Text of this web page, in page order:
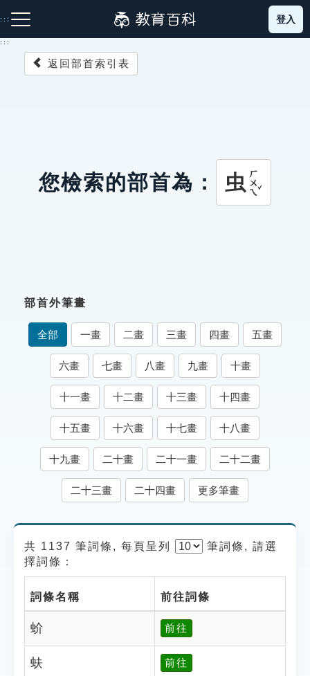
到
主
:::
索引選單
知識索引
單字索引
生命大百科索引
遊戲專區
教學應用
登入
:::
返回部首索引表
您檢索的部首為： 虫 ㄏㄨㄟˇ
部首外筆畫
全部 一畫 二畫 三畫 四畫 五畫
六畫 七畫 八畫 九畫 十畫
十一畫 十二畫 十三畫 十四畫
十五畫 十六畫 十七畫 十八畫
十九畫 二十畫 二十一畫 二十二畫
二十三畫 二十四畫 更多筆畫
共 1137 筆詞條, 每頁呈列 筆詞條, 請選
擇詞條：
詞條名稱 前往詞條
蚧 前往
蚨 前往